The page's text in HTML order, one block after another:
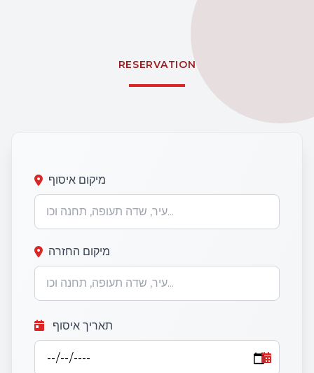
RESERVATION
מיקום איסוף
מיקום החזרה
תאריך איסוף